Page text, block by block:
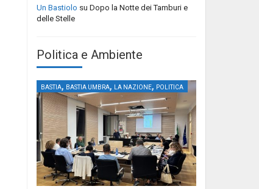
Un Bastiolo su Dopo la Notte dei Tamburi e
delle Stelle
Politica e Ambiente
BASTIA, BASTIA UMBRA, LA NAZIONE, POLITICA